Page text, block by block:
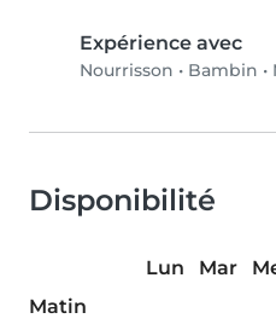
Expérience avec
Nourrisson • Bambin •
Disponibilité
Lun Mar
Matin